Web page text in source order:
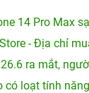
14 Pro Max
- Địa chỉ
26.6 ra mắt,
có loạt tính